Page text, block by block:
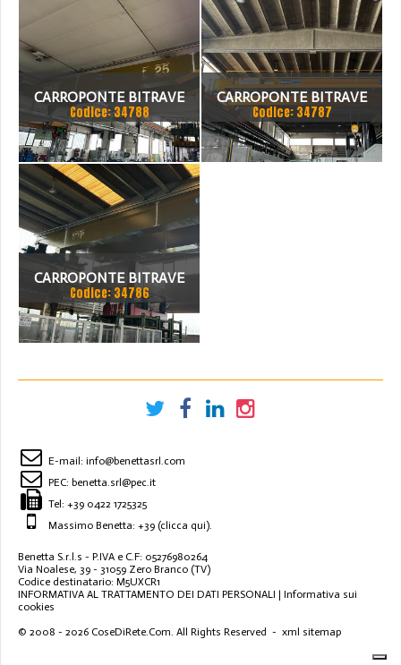
ANNO 1997
CARROPONTE BITRAVE
MARTE 25 TON
SCARTAMENTO 14000 MM
Codice: 34788
CARROPONTE BITRAVE
SICC 30 TON
SCARTAMENTO 14000 MM
Codice: 34787
CARROPONTE BITRAVE
MARTE 50 TON
SCARTAMETO 16000 MM
Codice: 34786
E-mail: info@benettasrl.com
PEC: benetta.srl@pec.it
Tel: +39 0422 1725325
Massimo Benetta: +39 (clicca qui).
Benetta S.r.l.s - P.IVA e C.F: 05276980264
Via Noalese, 39 - 31059 Zero Branco (TV)
Codice destinatario: M5UXCR1
INFORMATIVA AL TRATTAMENTO DEI DATI PERSONALI | Informativa sui
cookies
© 2008 - 2026 CoseDiRete.Com. All Rights Reserved - xml sitemap